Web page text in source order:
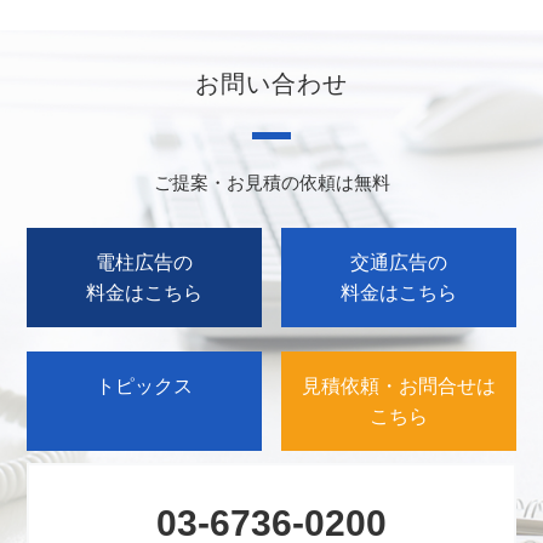
お問い合わせ
ご提案・お見積の依頼は無料
電柱広告の
料金はこちら
交通広告の
料金はこちら
トピックス
見積依頼・お問合せは
こちら
03-6736-0200